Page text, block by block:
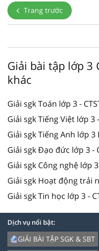
Trang trước
Giải bài tập lớp 3
khác
Giải sgk Toán lớp 3 -
Giải sgk Tiếng Việt lớp 3
Giải sgk Tiếng Anh lớp
Giải sgk Đạo đức lớp 3 -
Giải sgk Công nghệ lớp 3
Giải sgk Hoạt động trải
Giải sgk Tin học lớp 3 -
Dịch vụ nổi bật:
GIẢI BÀI TẬP SGK & SBT